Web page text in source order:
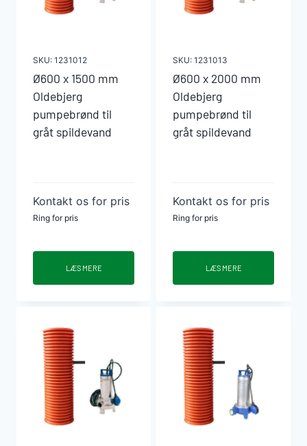
SKU: 1231012
Ø600 x 1500 mm
Oldebjerg
pumpebrønd til
gråt spildevand
Kontakt os for pris
Ring for pris
LÆS MERE
SKU: 1231013
Ø600 x 2000 mm
Oldebjerg
pumpebrønd til
gråt spildevand
Kontakt os for pris
Ring for pris
LÆS MERE